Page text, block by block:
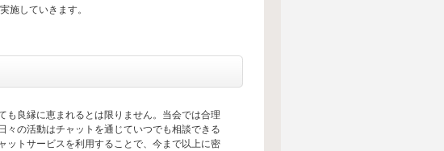
施していきます。
も良縁に恵まれるとは限りません。当会では合理
の活動はチャットを通じていつでも相談できる
ットサービスを利用することで、今まで以上に密